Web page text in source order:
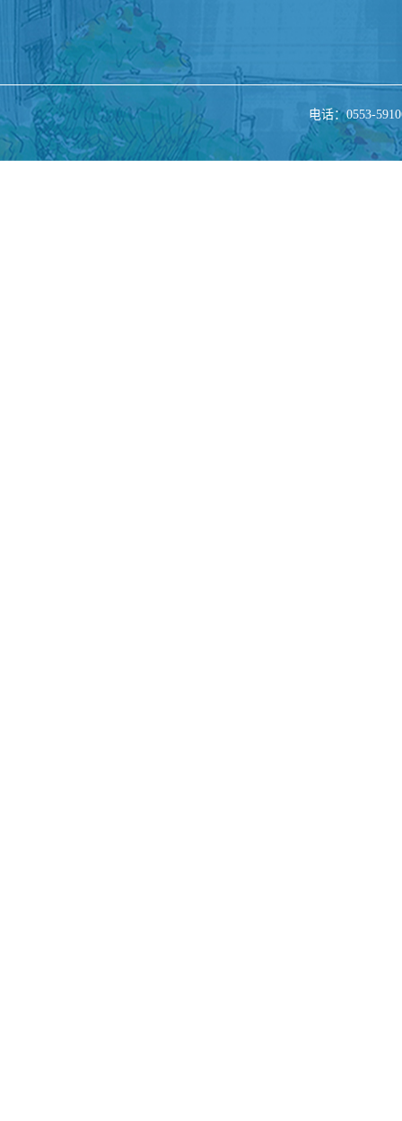
电话：0553-